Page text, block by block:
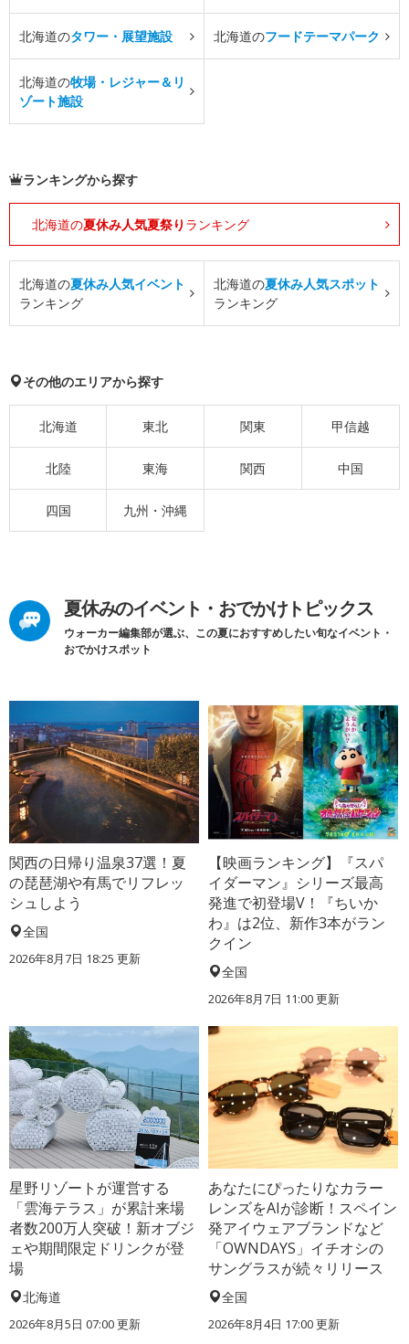
北海道のタワー・展望施設 北海道のフードテーマパーク
北海道の牧場・レジャー＆リ
ゾート施設
ランキングから探す
北海道の夏休み人気夏祭り ランキング
北海道の夏休み人気イベント
ランキング
北海道の夏休み人気スポット
ランキング
その他のエリアから探す
北海道 東北 関東 甲信越
北陸 東海 関西 中国
四国 九州・沖縄
夏休みのイベント・おでかけトピックス
ウォーカー編集部が選ぶ、この夏におすすめしたい旬なイベント・
おでかけスポット
関西の日帰り温泉37選！夏
の琵琶湖や有馬でリフレッ
シュしよう
全国
2026年8月7日 18:25 更新
【映画ランキング】『スパ
イダーマン』シリーズ最高
発進で初登場V！『ちいか
わ』は2位、新作3本がラン
クイン
全国
2026年8月7日 11:00更新
星野リゾートが運営する
「雲海テラス」が累計来場
者数200万人突破！新オブジ
ェや期間限定ドリンクが登
場
北海道
2026年8月5日 07:00更新
あなたにぴったりなカラー
レンズをAIが診断！スペイン
発アイウェアブランドなど
「OWNDAYS」イチオシの
サングラスが続々リリース
全国
2026年8月4日 17:00更新